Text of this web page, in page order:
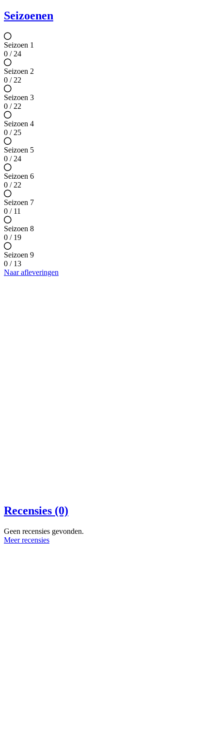
Seizoenen
Seizoen 1
0 / 24
Seizoen 2
0 / 22
Seizoen 3
0 / 22
Seizoen 4
0 / 25
Seizoen 5
0 / 24
Seizoen 6
0 / 22
Seizoen 7
0 / 11
Seizoen 8
0 / 19
Seizoen 9
0 / 13
Naar afleveringen
Recensies (0)
Geen recensies gevonden.
Meer recensies